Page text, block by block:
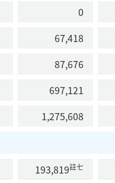
0
67,418
87,676
697,121
1,275,608
193,819註七